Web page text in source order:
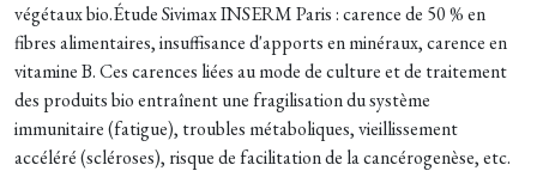
végétaux bio.Étude Sivimax INSERM Paris : carence de 50 % en
fibres alimentaires, insuffisance d'apports en minéraux, carence en
vitamine B. Ces carences liées au mode de culture et de traitement
des produits bio entraînent une fragilisation du système
immunitaire (fatigue), troubles métaboliques, vieillissement
accéléré (scléroses), risque de facilitation de la cancérogenèse, etc.